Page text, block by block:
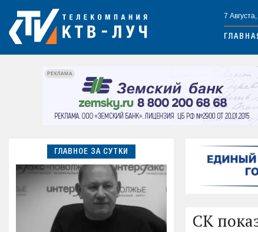
7
РЕКЛАМА
ГЛАВНОЕ ЗА СУТКИ
СК